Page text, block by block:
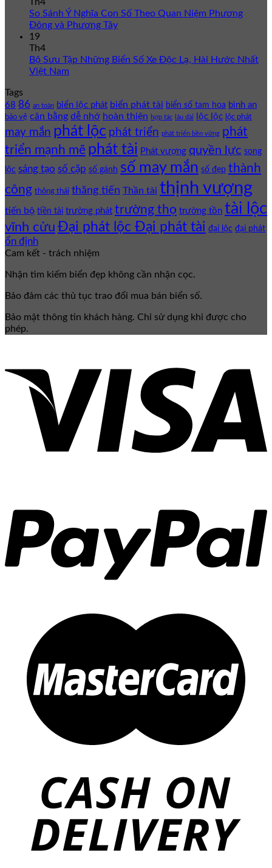
So Sánh Ý Nghĩa Con Số Theo Quan Niệm Phương
Đông và Phương Tây
19
Th4
Bộ Sưu Tập Những Biển Số Xe Độc Lạ, Hài Hước Nhất
Việt Nam
Tags
68 86 an toàn biển lộc phát biển phát tài biển số tam hoa bình an
bảo vệ cân bằng dễ nhớ hoàn thiện hợp tác lâu dài lộc lộc lộc phát
may mắn phát lộc phát triển phát triển bền vững phát
triển mạnh mẽ phát tài Phát vượng quyền lực song
lộc sáng tạo số cặp số gánh số may mắn số đẹp thành
công thông thái thăng tiến Thần tài thịnh vượng
tiến bộ tiền tài trường phát trường thọ trường tồn tài lộc
vĩnh cửu Đại phát lộc Đại phát tài đại lộc đại phát
ổn định
Cam kết - trách nhiệm
Nhận tìm kiếm biển đẹp không cần nhận cọc.
Bảo đảm các thủ tục trao đổi mua bán biển số.
Bảo mật thông tin khách hàng. Chỉ sử dụng khi được cho
phép.